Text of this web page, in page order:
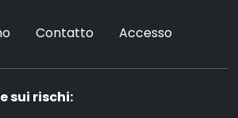
Contatto Accesso
sui rischi: